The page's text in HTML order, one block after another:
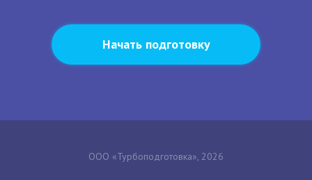
Начать подготовку
ООО «Турбоподготовка», 2026